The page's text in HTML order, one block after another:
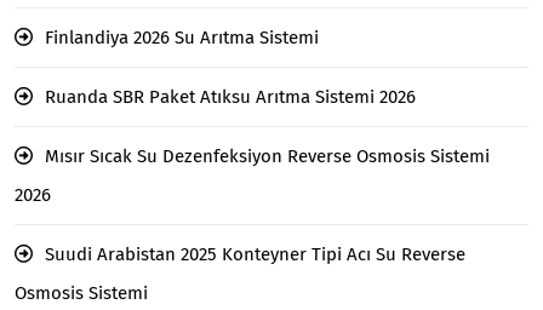
Finlandiya 2026 Su Arıtma Sistemi
Ruanda SBR Paket Atıksu Arıtma Sistemi 2026
Mısır Sıcak Su Dezenfeksiyon Reverse Osmosis Sistemi
2026
Suudi Arabistan 2025 Konteyner Tipi Acı Su Reverse
Osmosis Sistemi